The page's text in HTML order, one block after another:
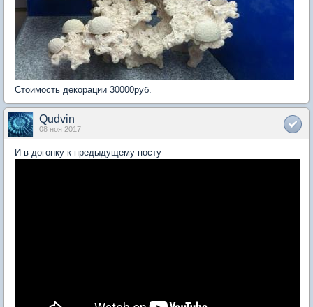
Стоимость декорации 30000руб.
Qudvin
08 ноя 2017
И в догонку к предыдущему посту